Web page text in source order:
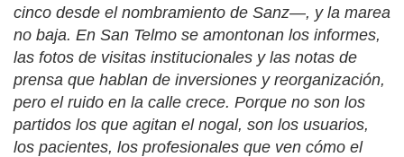
cinco desde el nombramiento de Sanz—, y la marea
no baja. En San Telmo se amontonan los informes,
las fotos de visitas institucionales y las notas de
prensa que hablan de inversiones y reorganización,
pero el ruido en la calle crece. Porque no son los
partidos los que agitan el nogal, son los usuarios,
los pacientes, los profesionales que ven cómo el